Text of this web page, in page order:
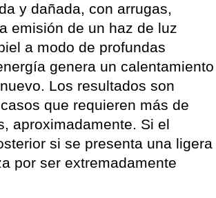
y dañada, con arrugas,
emisión de un haz de luz
a modo de profundas
genera un calentamiento
Los resultados son
que requieren más de
aproximadamente. Si el
si se presenta una ligera
por ser extremadamente